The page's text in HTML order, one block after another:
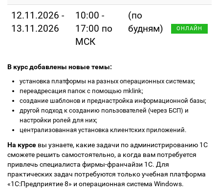
12.11.2026 -
13.11.2026
10:00 -
17:00 по
МСК
(по
будням)
ОНЛАЙН
В курс добавлены новые темы:
установка платформы на разных операционных системах;
переадресация папок с помощью mklink;
создание шаблонов и преднастройка информационной базы;
другой подход к созданию пользователей (через БСП) и
настройки ролей для них;
централизованная установка клиентских приложений.
На курсе вы узнаете, какие задачи по администрированию 1С
cможете решить самостоятельно, а когда вам потребуется
привлечь специалиста фирмы-франчайзи 1С. Для
практических задач потребуются только учебная платформа
«1С:Предприятие 8» и операционная система Windows.